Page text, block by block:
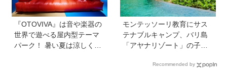
『OTOVIVA』は音や楽器の
世界で遊べる屋内型テーマ
パーク！ 暑い夏は涼しく遊
モンテッソーリ教育にサス
テナブルキャンプ、バリ島
「アヤナリゾート」の子ど
すぎる！ 家族でおすすめの
Recommended by